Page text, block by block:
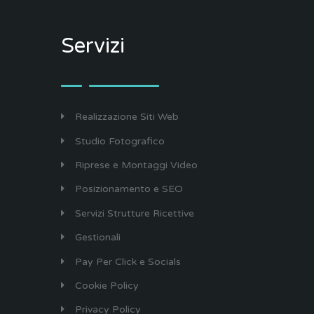
Servizi
Realizzazione Siti Web
Studio Fotografico
Riprese e Montaggi Video
Posizionamento e SEO
Servizi Strutture Ricettive
Gestionali
Pay Per Click e Socials
Cookie Policy
Privacy Policy